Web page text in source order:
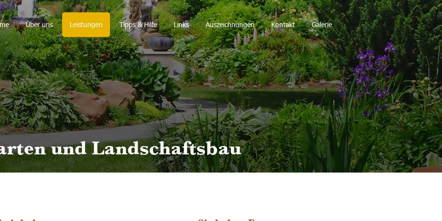
Über uns Leistungen Tipps & Hilfe Links Auszeichnungen Kontakt Galerie
und Landschaftsbau